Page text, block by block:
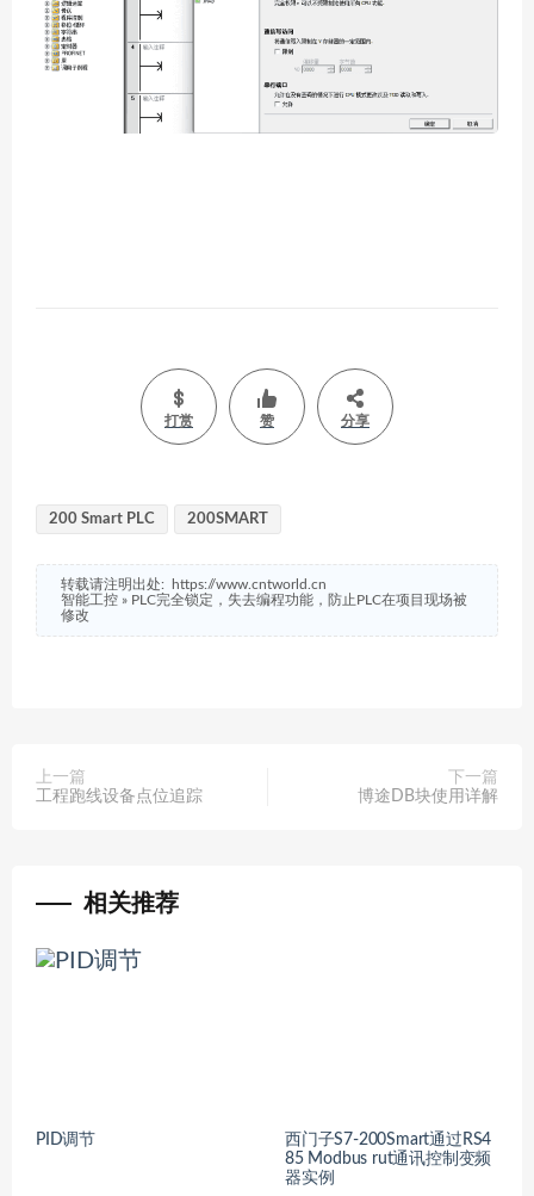
打赏 赞 分享
200 Smart PLC 200SMART
转载请注明出处:
https://www.cntworld.cn
智能工控 » PLC完全锁定，失去编程功能，防止PLC在项目现场被
修改
上一篇
工程跑线设备点位追踪
下一篇
博途DB块使用详解
相关推荐
PID调节
西门子S7-200Smart通过RS4
85 Modbus rut通讯控制变频
器实例